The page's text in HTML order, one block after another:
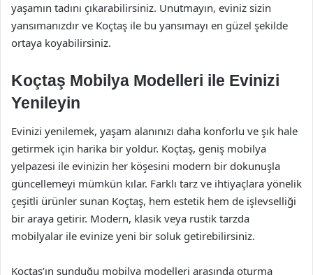
yaşamın tadını çıkarabilirsiniz. Unutmayın, eviniz sizin
yansımanızdır ve Koçtaş ile bu yansımayı en güzel şekilde
ortaya koyabilirsiniz.
Koçtaş Mobilya Modelleri ile Evinizi
Yenileyin
Evinizi yenilemek, yaşam alanınızı daha konforlu ve şık hale
getirmek için harika bir yoldur. Koçtaş, geniş mobilya
yelpazesi ile evinizin her köşesini modern bir dokunuşla
güncellemeyi mümkün kılar. Farklı tarz ve ihtiyaçlara yönelik
çeşitli ürünler sunan Koçtaş, hem estetik hem de işlevselliği
bir araya getirir. Modern, klasik veya rustik tarzda
mobilyalar ile evinize yeni bir soluk getirebilirsiniz.
Koçtaş’ın sunduğu mobilya modelleri arasında oturma